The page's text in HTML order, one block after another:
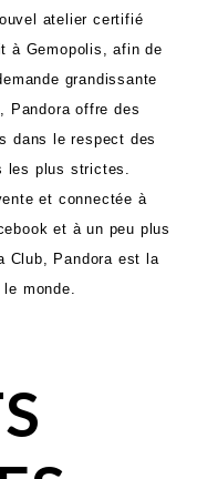
atelier certifié
à Gemopolis, afin de
grandissante
Pandora offre des
dans le respect des
les plus strictes.
et connectée à
et à un peu plus
Club, Pandora est la
monde.